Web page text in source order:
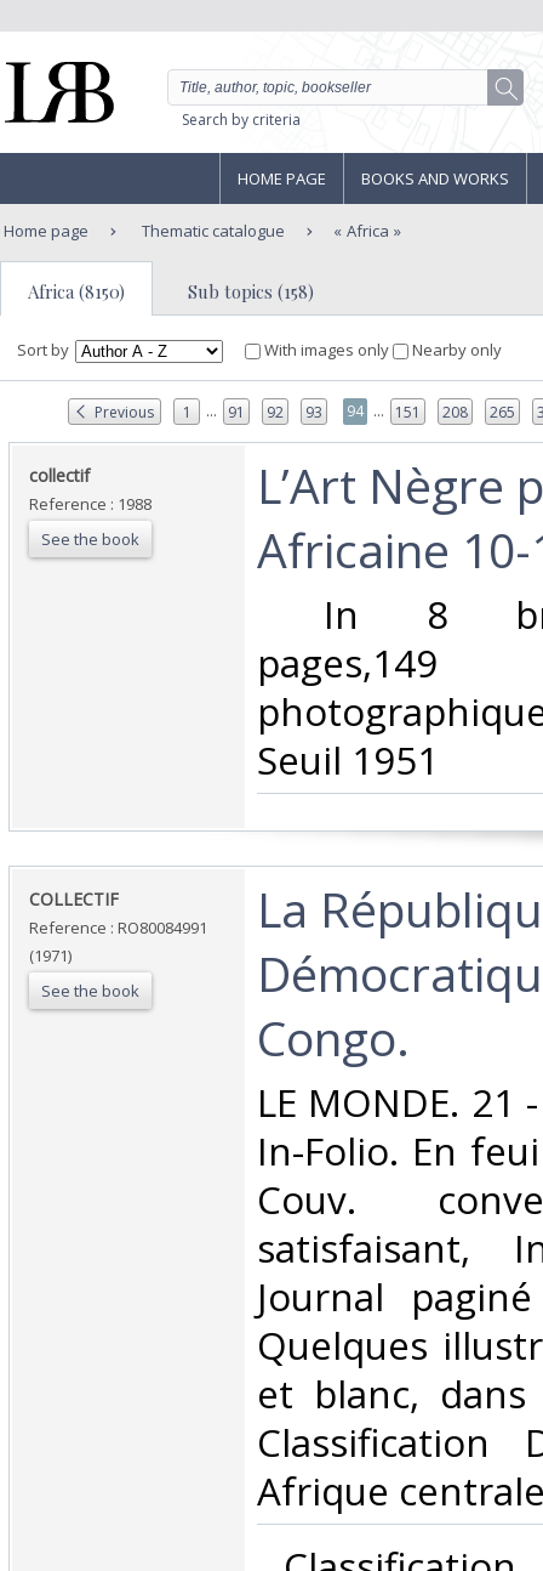
Search by criteria
HOME PAGE BOOKS AND WORKS
Home page Thematic catalogue Africa
Africa (8150) Sub topics (158)
Sort by With images only Nearby only
Previous 1 ... 91 92 93 94 ... 151 208 265
‎collectif ‎
Reference : 1988
See the book
‎L’Art Nègre
Africaine
In 8
pages,149
Seuil 1951 ‎
‎COLLECTIF‎
Reference : RO80084991
(1971)
See the book
‎La
Congo.‎
‎LE MONDE. 21
In-Folio. En
Couv.
satisfaisant,
Journal
Quelques
et blanc,
Classification
Afrique